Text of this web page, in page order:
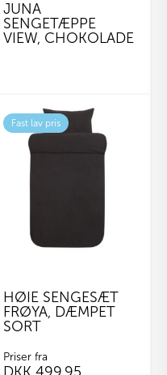
JUNA
SENGETÆPPE
VIEW, CHOKOLADE
Fast lav pris
HØIE SENGESÆT
FRØYA, DÆMPET
SORT
Priser fra
DKK 499,95